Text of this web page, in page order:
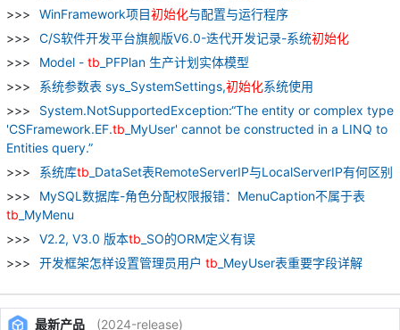
WinFramework项目初始化与配置与运行程序
C/S软件开发平台旗舰版V6.0-迭代开发记录-系统初始化
Model - tb _PFPlan 生产计划实体模型
系统参数表 sys_SystemSettings,初始化系统使用
System.NotSupportedException:“The entity or complex type
'CSFramework.EF.tb _MyUser' cannot be constructed in a LINQ to
Entities query.”
系统库tb _DataSet表RemoteServerIP与LocalServerIP有何区别
MySQL数据库-角色分配权限报错：MenuCaption不属于表
tb _MyMenu
V2.2, V3.0 版本tb _SO的ORM定义有误
开发框架怎样设置管理员用户 tb _MeyUser表重要字段详解
最新产品 (2024-release)